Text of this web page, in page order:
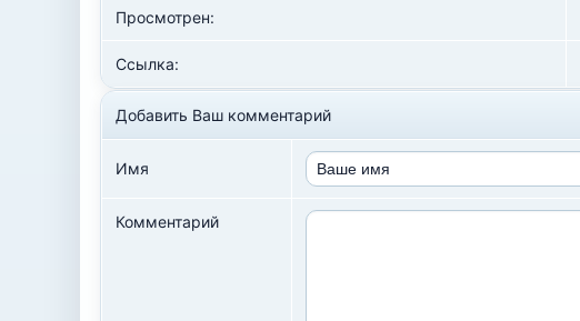
Просмотрен:
Ссылка:
Добавить Ваш комментарий
Имя
Комментарий